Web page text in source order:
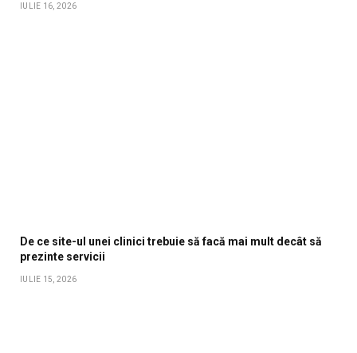
IULIE 16, 2026
De ce site-ul unei clinici trebuie să facă mai mult decât să
prezinte servicii
IULIE 15, 2026